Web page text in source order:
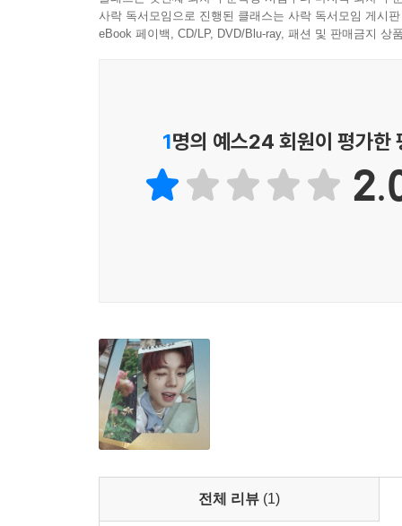
사락 독서모임으로 진행된 클래스는 사락 독서모임 게시
eBook 페이백, CD/LP, DVD/Blu-ray, 패션 및 판매금지 상
1명의 예스24 회원이 평가한
전체 리뷰 (1)